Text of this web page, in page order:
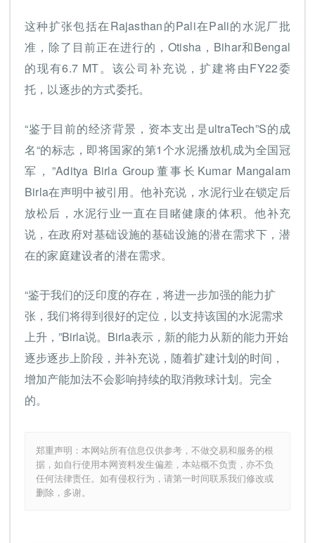
这种扩张包括在Rajasthan的Pali在Pali的水泥厂批
准，除了目前正在进行的，Otisha，Bihar和Bengal
的现有6.7 MT。该公司补充说，扩建将由FY22委
托，以逐步的方式委托。
“鉴于目前的经济背景，资本支出是ultraTech”S的成
名“的标志，即将国家的第1个水泥播放机成为全国冠
军，”Aditya Birla Group董事长Kumar Mangalam
Birla在声明中被引用。他补充说，水泥行业在锁定后
放松后，水泥行业一直在目睹健康的体积。他补充
说，在政府对基础设施的基础设施的潜在需求下，潜
在的家庭建设者的潜在需求。
“鉴于我们的泛印度的存在，将进一步加强的能力扩
张，我们将得到很好的定位，以支持该国的水泥需求
上升，”Birla说。Birla表示，新的能力从新的能力开始
逐步逐步上阶段，并补充说，随着扩建计划的时间，
增加产能加法不会影响持续的取消救球计划。完全
的。
郑重声明：本网站所有信息仅供参考，不做交易和服务的根
据，如自行使用本网资料发生偏差，本站概不负责，亦不负
任何法律责任。如有侵权行为，请第一时间联系我们修改或
删除，多谢。